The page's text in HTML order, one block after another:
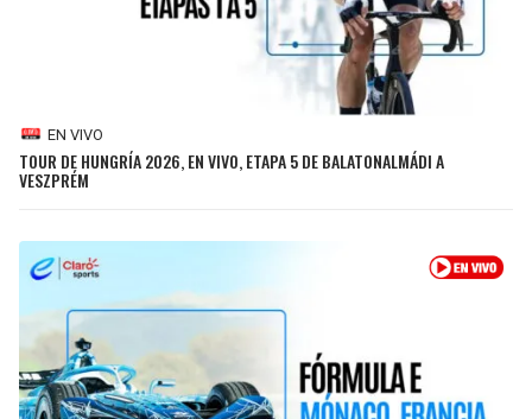
EN VIVO
TOUR DE HUNGRÍA 2026, EN VIVO, ETAPA 5 DE BALATONALMÁDI A
VESZPRÉM